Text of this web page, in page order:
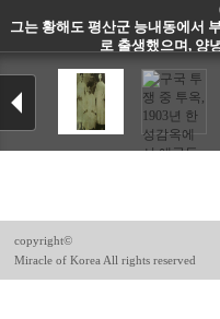
그는 황해도 평산군 능내동에서
로 출생했으며, 양
copyright©
Miracle of Korea All rights reserved